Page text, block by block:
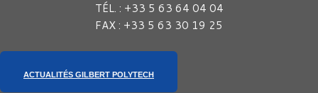
TÉL. : +33 5 63 64 04 04
FAX : +33 5 63 30 19 25
ACTUALITÉS GILBERT POLYTECH